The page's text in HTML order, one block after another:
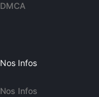
DMCA
Nos Infos
Nos Infos